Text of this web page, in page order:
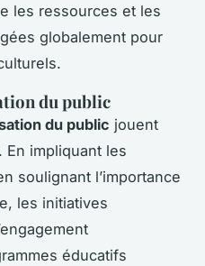
les ressources et les
globalement pour
du public
du public jouent
impliquant les
soulignant l’importance
les initiatives
éducatifs